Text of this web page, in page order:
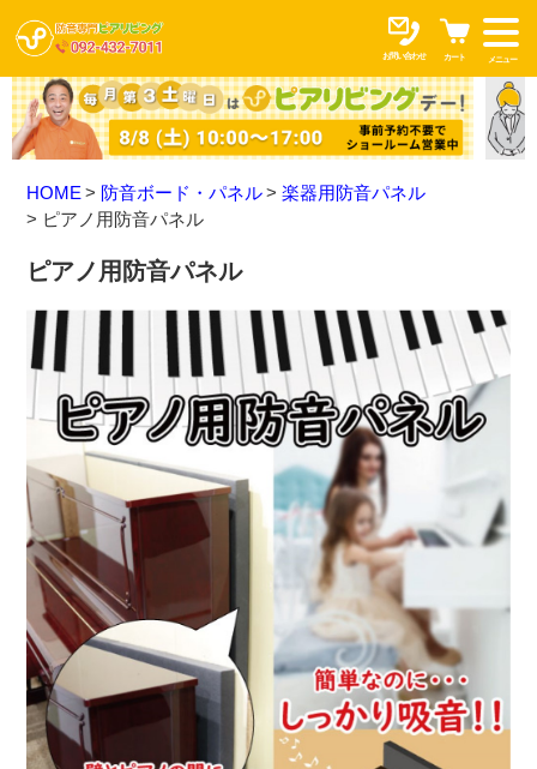
お問い合わせ カート メニュー
HOME 防音ボード・パネル
楽器用防音パネル
ピアノ用防音パネル
ピアノ用防音パネル